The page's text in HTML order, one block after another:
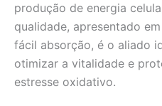
produção de energia
qualidade, apresentado
fácil absorção, é o aliado
otimizar a vitalidade e
estresse oxidativo.